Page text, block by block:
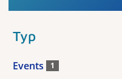
Typ
Events 1